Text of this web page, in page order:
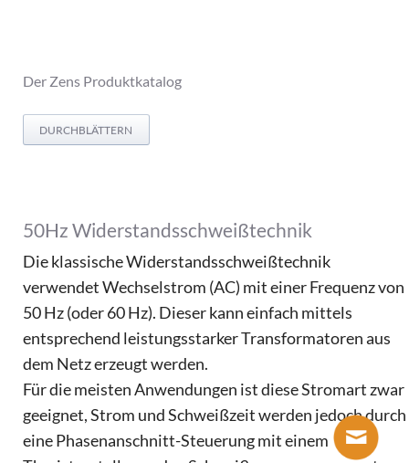
Der Zens Produktkatalog
DURCHBLÄTTERN
50Hz Widerstandsschweißtechnik
Die klassische Widerstandsschweißtechnik
verwendet Wechselstrom (AC) mit einer Frequenz von
50 Hz (oder 60 Hz). Dieser kann einfach mittels
entsprechend leistungsstarker Transformatoren aus
dem Netz erzeugt werden.
Für die meisten Anwendungen ist diese Stromart zwar
geeignet, Strom und Schweißzeit werden jedoch durch
eine Phasenanschnitt-Steuerung mit einem